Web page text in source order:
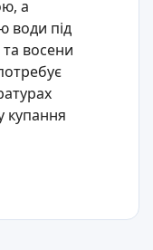
а
води під
та восени
купання